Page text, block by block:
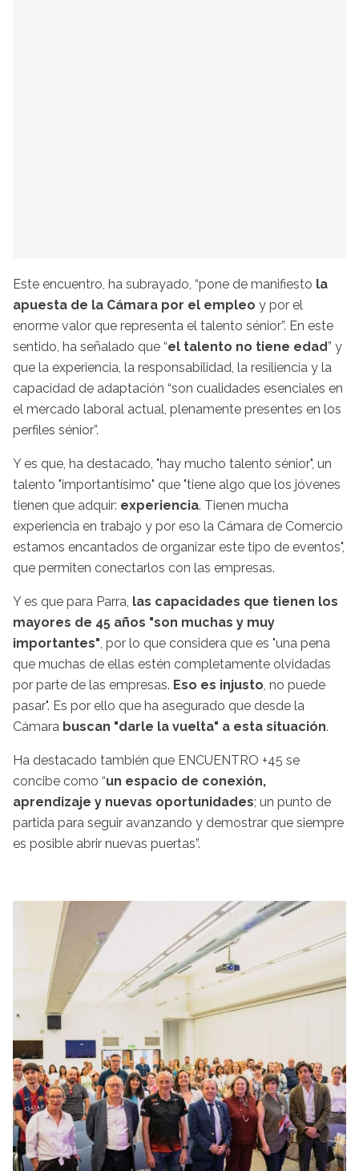
Este encuentro, ha subrayado, “pone de manifiesto la
apuesta de la Cámara por el empleo y por el
enorme valor que representa el talento sénior”. En este
sentido, ha señalado que “el talento no tiene edad” y
que la experiencia, la responsabilidad, la resiliencia y la
capacidad de adaptación “son cualidades esenciales en
el mercado laboral actual, plenamente presentes en los
perfiles sénior”.
Y es que, ha destacado, "hay mucho talento sénior", un
talento "importantísimo" que "tiene algo que los jóvenes
tienen que adquir: experiencia. Tienen mucha
experiencia en trabajo y por eso la Cámara de Comercio
estamos encantados de organizar este tipo de eventos",
que permiten conectarlos con las empresas.
Y es que para Parra, las capacidades que tienen los
mayores de 45 años "son muchas y muy
importantes" , por lo que considera que es "una pena
que muchas de ellas estén completamente olvidadas
por parte de las empresas. Eso es injusto , no puede
pasar". Es por ello que ha asegurado que desde la
Cámara buscan "darle la vuelta" a esta situación.
Ha destacado también que ENCUENTRO +45 se
concibe como “un espacio de conexión,
aprendizaje y nuevas oportunidades; un punto de
partida para seguir avanzando y demostrar que siempre
es posible abrir nuevas puertas”.